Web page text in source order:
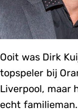
Ooit was Dirk
topspeler bij
Liverpool, maar
echt